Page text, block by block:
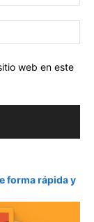
web en este
forma rápida y